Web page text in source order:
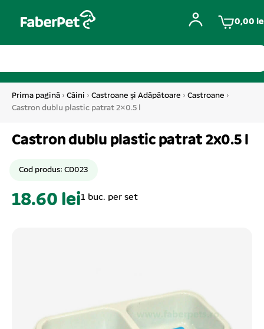
0,00
Prima pagină › Câini › Castroane și Adăpătoare › Castroane ›
Castron dublu plastic patrat 2×0.5 l
Castron dublu plastic patrat 2x0.5 l
Cod produs: CD023
18.60 lei1 buc. per set